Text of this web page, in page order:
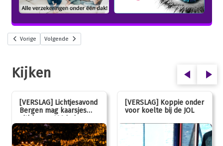
Vorige Volgende
Kijken
[VERSLAG] Lichtjesavond
Bergen mag kaarsjes
uitblazen: 100 jarig
jubileum!
[VERSLAG] Koppie onder
voor koelte bij de JOL